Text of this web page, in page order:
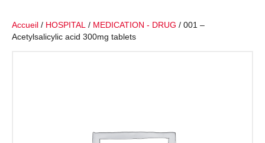
Accueil / HOSPITAL / MEDICATION - DRUG / 001 –
Acetylsalicylic acid 300mg tablets